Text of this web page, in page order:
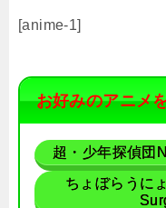
[anime-1]
お好みのアニメ
超・少年探偵団
ちょぼらうに